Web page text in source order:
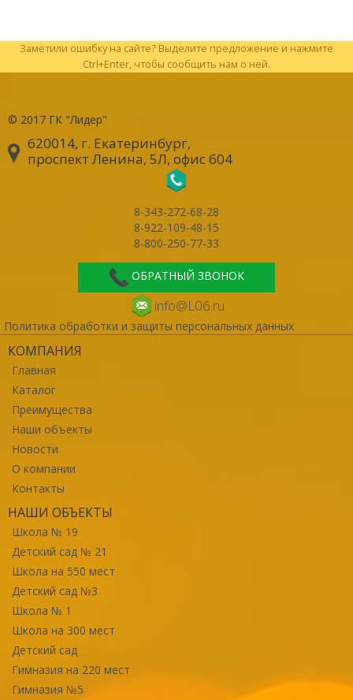
Заметили ошибку на сайте? Выделите предложение и нажмите
Ctrl+Enter, чтобы сообщить нам о ней.
© 2017 ГК "Лидер"
620014, г. Екатеринбург,
проспект Ленина, 5Л, офис 604
8-343-272-68-28
8-922-109-48-15
8-800-250-77-33
ОБРАТНЫЙ ЗВОНОК
info@L06.ru
Политика обработки и защиты персональных данных
КОМПАНИЯ
Главная
Каталог
Преимущества
Наши объекты
Новости
О компании
Контакты
НАШИ ОБЪЕКТЫ
Школа № 19
Детский сад № 21
Школа на 550 мест
Детский сад №3
Школа № 1
Школа на 300 мест
Детский сад
Гимназия на 220 мест
Гимназия №5